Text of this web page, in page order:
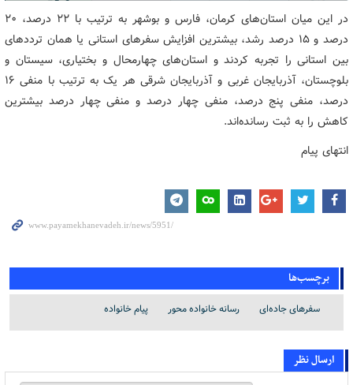
در این میان استان‌های کرمان، فارس و بوشهر به ترتیب با ۲۲ درصد، ۲۰
درصد و ۱۵ درصد رشد، بیشترین افزایش سفرهای استانی یا همان ترددهای
بین‌ استانی را تجربه کردند و استان‌های چهارمحال و بختیاری، سیستان و
بلوچستان، آذربایجان غربی و آذربایجان شرقی هر یک به ترتیب با منفی ۱۶
درصد، منفی پنج درصد، منفی چهار درصد و منفی چهار درصد بیشترین
کاهش را به ثبت رسانده‌اند.
انتهای پیام
برچسب‌ها
سفرهای جاده‌ای رسانه خانواده محور پیام خانواده
ارسال نظر